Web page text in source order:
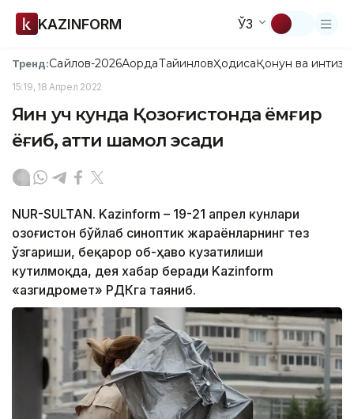
KAZINFORM ЎЗ
Тренд:Сайлов-2026АқордаТайинловҲодисаҚонун ва
15:19, 18 Апрел 2022
Яқин уч кунда Қозоғистонда ёмғир
ёғиб, қаттиқ шамол эсади
NUR-SULTAN. Kazinform – 19-21 апрел кунлари
Қозоғистон бўйлаб синоптик жараёнларнинг тез
ўзгариши, беқарор об-ҳаво кузатилиши
кутилмоқда, дея хабар беради Kazinform
«Қазгидромет» РДКга таяниб.